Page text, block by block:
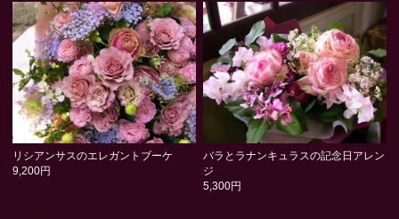
リシアンサスのエレガントブーケ
9,200円
バラとラナンキュラスの記念日アレン
ジ
5,300円